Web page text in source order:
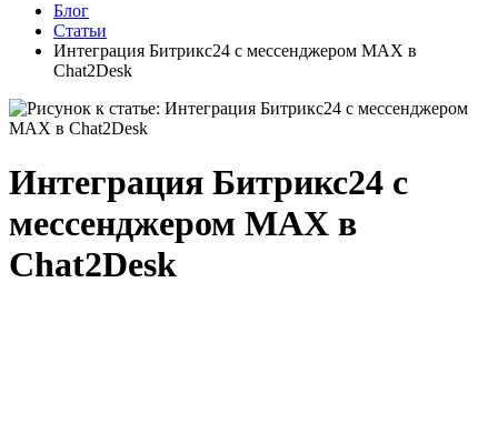
Блог
Статьи
Интеграция Битрикс24 с мессенджером MAX в
Chat2Desk
Интеграция Битрикс24 с
мессенджером MAX в
Chat2Desk